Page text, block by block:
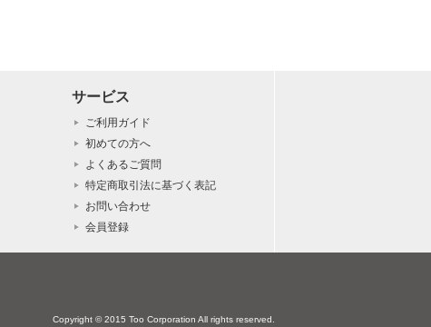
サービス
ご利用ガイド
初めての方へ
よくあるご質問
特定商取引法に基づく表記
お問い合わせ
会員登録
Copyright © 2015 Too Corporation All rights reserved.